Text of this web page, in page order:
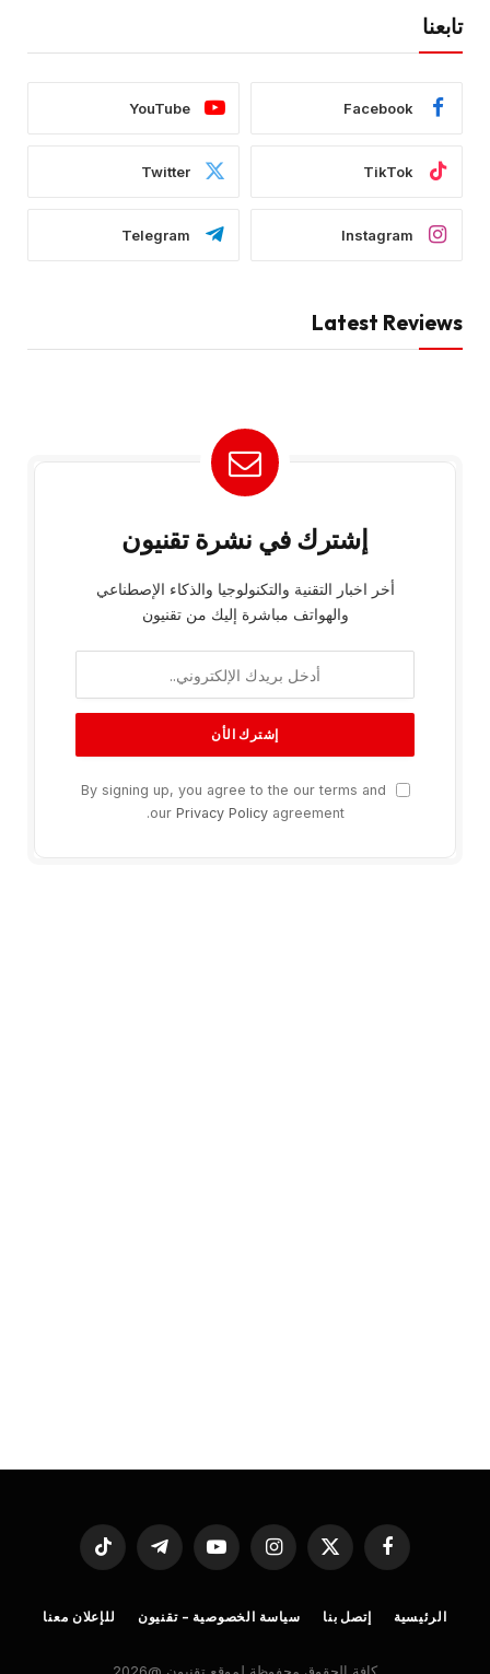
تابعنا
Facebook
YouTube
TikTok
Twitter
Instagram
Telegram
Latest Reviews
إشترك في نشرة تقنيون
أخر اخبار التقنية والتكنولوجيا والذكاء الإصطناعي
والهواتف مباشرة إليك من تقنيون
By signing up, you agree to the our terms and
our Privacy Policyagreement.
فيسبوك
X
الانستغراميوتيوب تيلقرام تيكتوك
الرئيسية إتصل بنا سياسة الخصوصية – تقنيون للإعلان معنا